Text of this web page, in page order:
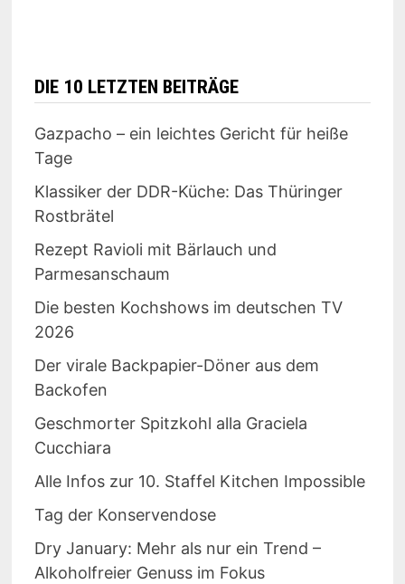
DIE 10 LETZTEN BEITRÄGE
Gazpacho – ein leichtes Gericht für heiße
Tage
Klassiker der DDR-Küche: Das Thüringer
Rostbrätel
Rezept Ravioli mit Bärlauch und
Parmesanschaum
Die besten Kochshows im deutschen TV
2026
Der virale Backpapier-Döner aus dem
Backofen
Geschmorter Spitzkohl alla Graciela
Cucchiara
Alle Infos zur 10. Staffel Kitchen Impossible
Tag der Konservendose
Dry January: Mehr als nur ein Trend –
Alkoholfreier Genuss im Fokus